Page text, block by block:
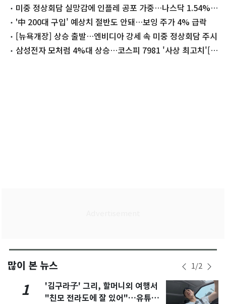
미중 정상회담 실망감에 인플레 공포 가중…나스닥 1.54%
하락[뉴욕마감]
'中 200대 구입' 예상치 절반도 안돼…보잉 주가 4% 급락
[뉴욕개장] 상승 출발…엔비디아 강세 속 미중 정상회담 주시
삼성전자 모처럼 4%대 상승…코스피 7981 '사상 최고치'[시
많이 본 뉴스 1/2
1
'김구라子' 그리, 할머니외 여행서
"친모 전라도에 잘 있어"…유튜브